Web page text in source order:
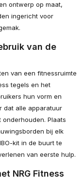
ontwerp op maat,
ingericht voor
van de
van een fitnessruimte
tegels en het
hun vorm en
dat alle apparatuur
Plaats
bij elk
kit in de buurt te
van eerste hulp.
NRG Fitness